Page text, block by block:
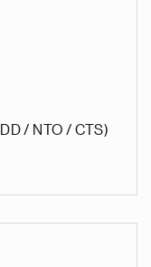
/ NTO / CTS)